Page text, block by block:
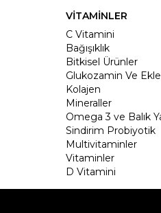
VİTAMİNLER
C Vitamini
Bağışıklık
Bitkisel Ürünler
Glukozamin Ve
Kolajen
Mineraller
Omega 3 ve Balık
Sindirim Probiyotik
Multivitaminler
Vitaminler
D Vitamini